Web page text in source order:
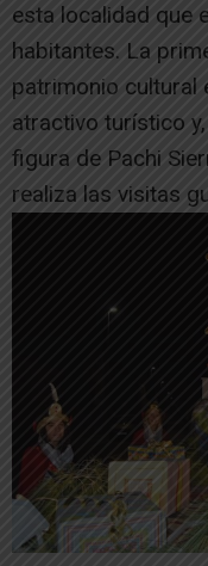
esta localidad que
habitantes. La
patrimonio cultural
atractivo turístico
figura de Pachi
realiza las visitas